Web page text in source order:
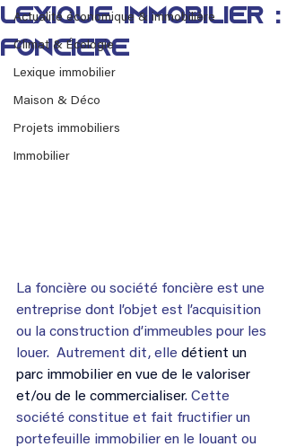
Actualité économique & immobilière
Climat & Écologie
Lexique immobilier
Maison & Déco
Projets immobiliers
Immobilier
Lexique immobilier :
Foncière
La foncière ou société foncière est une
entreprise dont l’objet est l’acquisition
ou la construction d’immeubles pour les
louer.  Autrement dit, elle détient un
parc immobilier en vue de le valoriser
et/ou de le commercialiser. Cette
société constitue et fait fructifier un
portefeuille immobilier en le louant ou